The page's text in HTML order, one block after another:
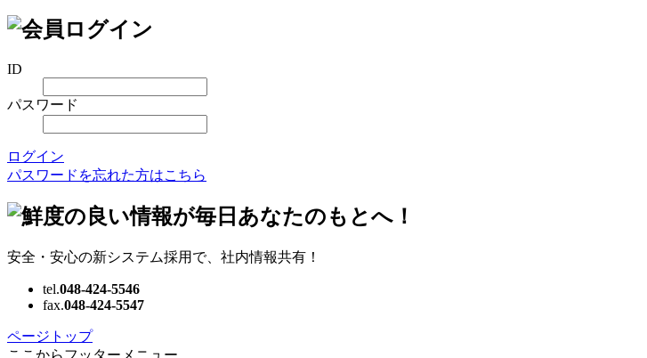
ID
パスワード
ログイン
パスワードを忘れた方はこちら
安全・安心の新システム採用で、社内情報共有！
tel.048-424-5546
fax.048-424-5547
ページトップ